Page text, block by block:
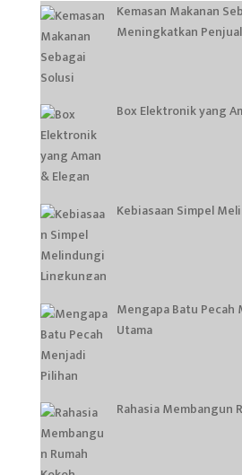
Kemasan Makanan
Meningkatkan
Box Elektronik yang
Kebiasaan Simpel
Mengapa Batu Pecah
Utama
Rahasia Membangun